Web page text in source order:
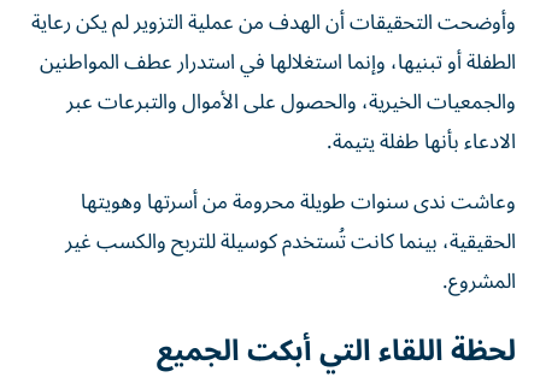
وأوضحت التحقيقات أن الهدف من عملية التزوير لم يكن رعاية
الطفلة أو تبنيها، وإنما استغلالها في استدرار عطف المواطنين
والجمعيات الخيرية، والحصول على الأموال والتبرعات عبر
الادعاء بأنها طفلة يتيمة.
وعاشت ندى سنوات طويلة محرومة من أسرتها وهويتها
الحقيقية، بينما كانت تُستخدم كوسيلة للتربح والكسب غير
المشروع.
لحظة اللقاء التي أبكت الجميع